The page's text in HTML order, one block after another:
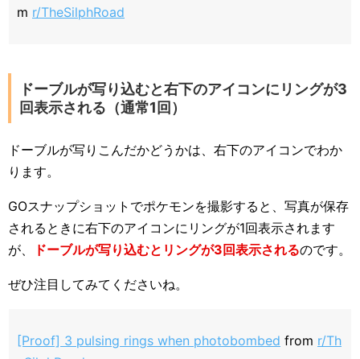
m r/TheSilphRoad
ドーブルが写り込むと右下のアイコンにリングが3
回表示される（通常1回）
ドーブルが写りこんだかどうかは、右下のアイコンでわか
ります。
GOスナップショットでポケモンを撮影すると、写真が保存
されるときに右下のアイコンにリングが1回表示されます
が、
ドーブルが写り込むとリングが3回表示されるのです。
ぜひ注目してみてくださいね。
[Proof] 3 pulsing rings when photobombed from r/Th